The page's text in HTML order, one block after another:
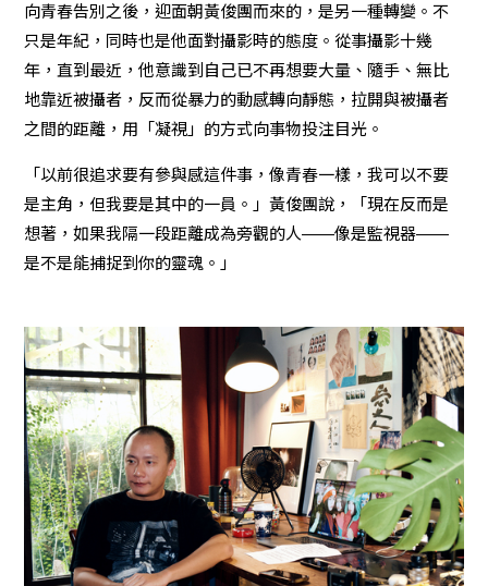
向青春告別之後，迎面朝黃俊團而來的，是另一種轉變。不
只是年紀，同時也是他面對攝影時的態度。從事攝影十幾
年，直到最近，他意識到自己已不再想要大量、隨手、無比
地靠近被攝者，反而從暴力的動感轉向靜態，拉開與被攝者
之間的距離，用「凝視」的方式向事物投注目光。
「以前很追求要有參與感這件事，像青春一樣，我可以不要
是主角，但我要是其中的一員。」黃俊團說，「現在反而是
想著，如果我隔一段距離成為旁觀的人——像是監視器——
是不是能捕捉到你的靈魂。」